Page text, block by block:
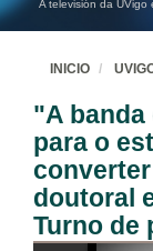
A televisión da UVigo
INICIO
"A banda
para o
doutoral
Turno de